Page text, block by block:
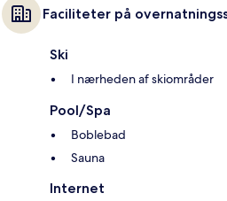
Faciliteter på
Ski
I nærheden af skiområder
Pool/Spa
Boblebad
Sauna
Internet